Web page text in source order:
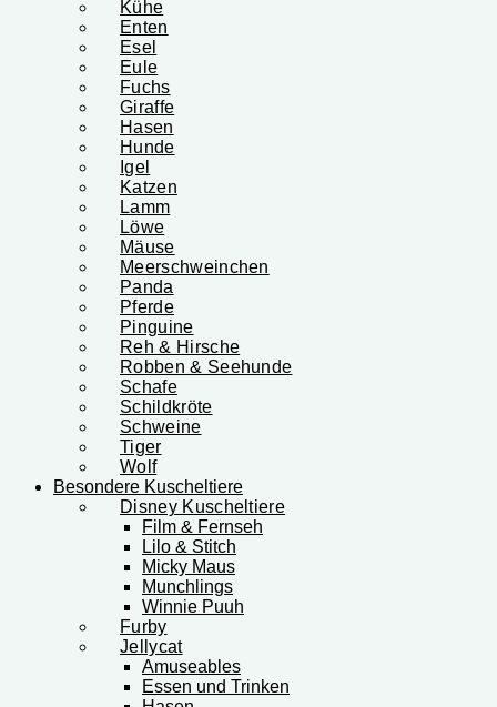
Kühe
Enten
Esel
Eule
Fuchs
Giraffe
Hasen
Hunde
Igel
Katzen
Lamm
Löwe
Mäuse
Meerschweinchen
Panda
Pferde
Pinguine
Reh & Hirsche
Robben & Seehunde
Schafe
Schildkröte
Schweine
Tiger
Wolf
Besondere Kuscheltiere
Disney Kuscheltiere
Film & Fernseh
Lilo & Stitch
Micky Maus
Munchlings
Winnie Puuh
Furby
Jellycat
Amuseables
Essen und Trinken